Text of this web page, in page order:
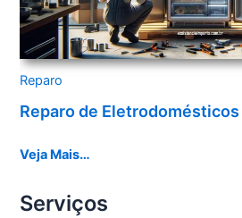
Reparo
Reparo de
Veja Mais…
Serviços